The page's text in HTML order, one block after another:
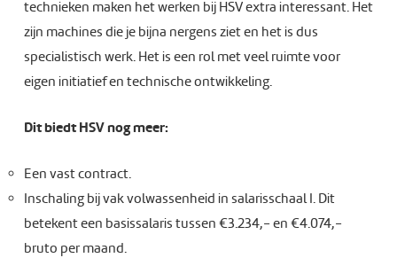
technieken maken het werken bij HSV extra interessant. Het
zijn machines die je bijna nergens ziet en het is dus
specialistisch werk. Het is een rol met veel ruimte voor
eigen initiatief en technische ontwikkeling.
Dit biedt HSV nog meer:
Een vast contract.
Inschaling bij vak volwassenheid in salarisschaal I. Dit
betekent een basissalaris tussen €3.234,- en €4.074,-
bruto per maand.